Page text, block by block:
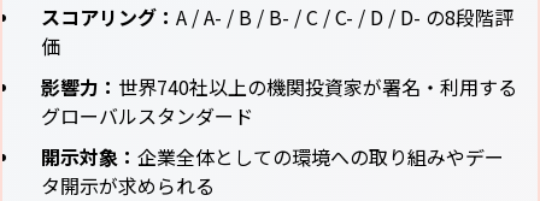
スコアリング： A / A- / B / B- / C / C- / D / D- の8段階評
価
影響力： 世界740社以上の機関投資家が署名・利用する
グローバルスタンダード
開示対象： 企業全体としての環境への取り組みやデー
タ開示が求められる